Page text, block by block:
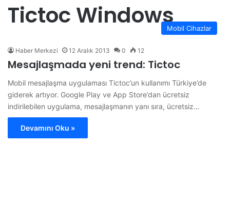
Tictoc WindowsMobil Cihazlar
Haber Merkezi 12 Aralık 2013 0 12
Mesajlaşmada yeni trend: Tictoc
Mobil mesajlaşma uygulaması Tictoc’un kullanımı Türkiye’de
giderek artıyor. Google Play ve App Store’dan ücretsiz
indirilebilen uygulama, mesajlaşmanın yanı sıra, ücretsiz…
Devamını Oku »